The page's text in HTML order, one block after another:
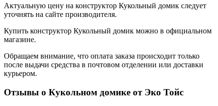
Актуальную цену на конструктор Кукольный домик следует
уточнять на сайте производителя.
Купить конструктор Кукольный домик можно в официальном
магазине.
Обращаем внимание, что оплата заказа происходит только
после выдачи средства в почтовом отделении или доставки
курьером.
Отзывы о Кукольном домике от Эко Тойс